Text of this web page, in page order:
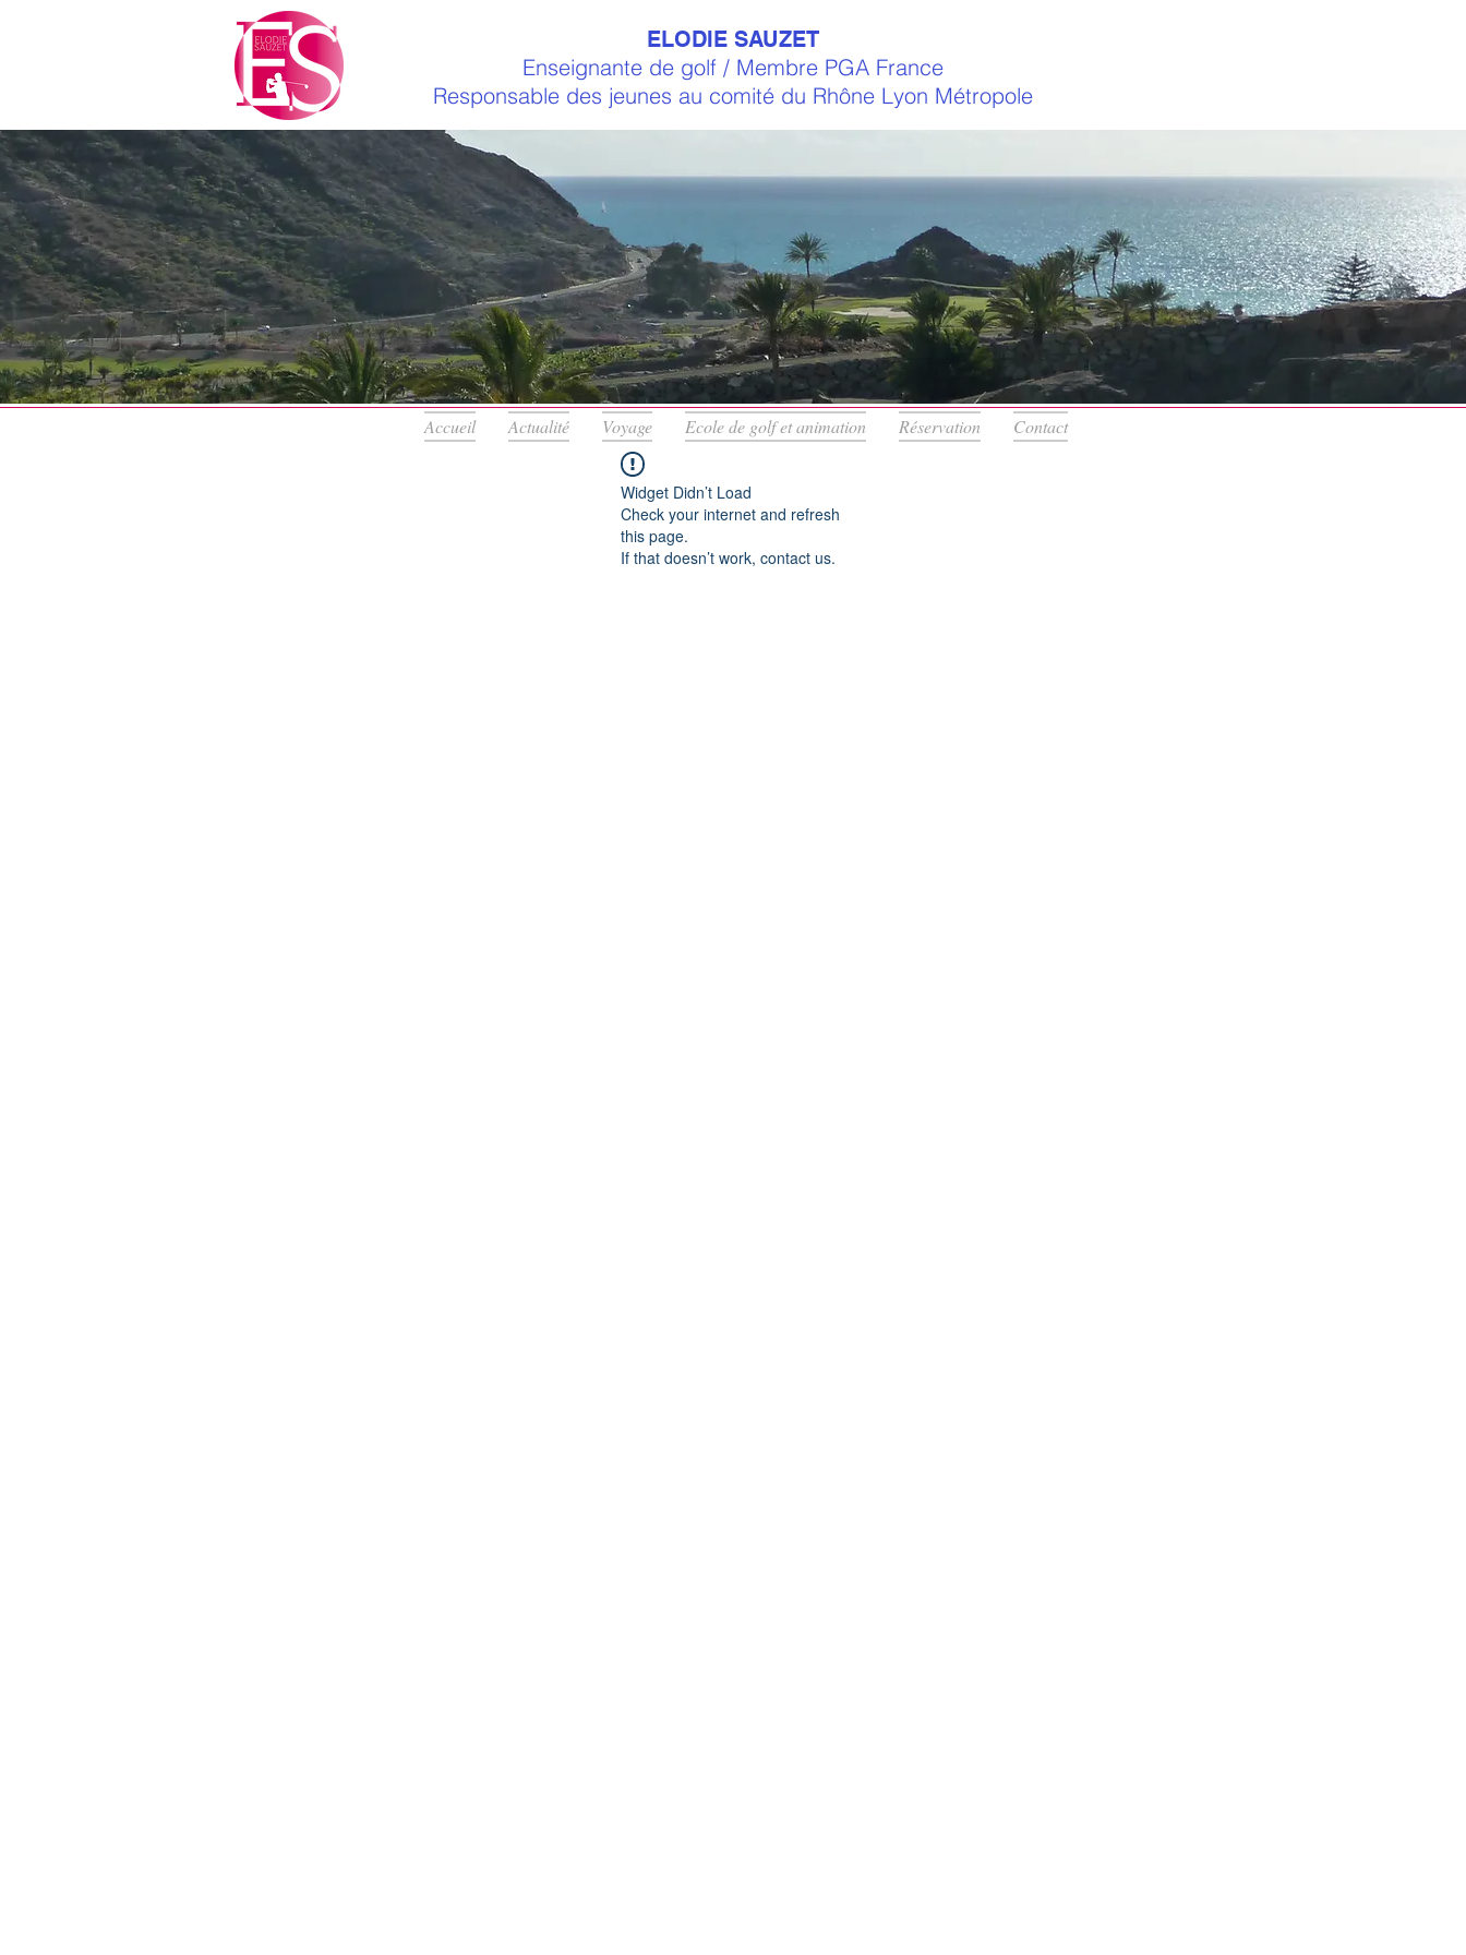
ELODIE SAUZET
Enseignante de golf / Membre PGA France
Responsable des jeunes au comité du Rhône Lyon Métropole
Accueil Actualité Voyage Ecole de golf et animation Réservation Contact
Widget Didn’t Load
Check your internet and refresh
this page.
If that doesn’t work, contact us.